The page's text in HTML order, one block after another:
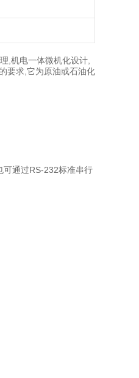
,机电一体微机化设计,
要求,它为原油或石油化
可通过RS-232标准串行